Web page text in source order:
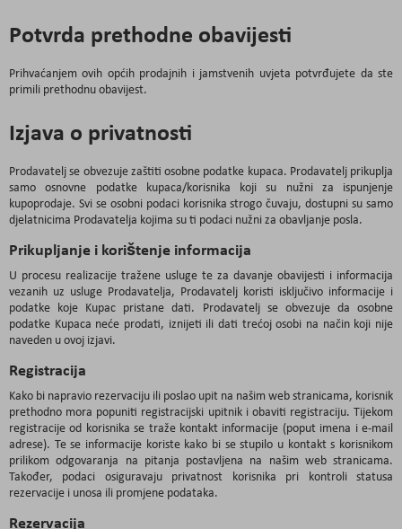
Potvrda prethodne obavijesti
Prihvaćanjem ovih općih prodajnih i jamstvenih uvjeta potvrđujete da ste
primili prethodnu obavijest.
Izjava o privatnosti
Prodavatelj se obvezuje zaštiti osobne podatke kupaca. Prodavatelj prikuplja
samo osnovne podatke kupaca/korisnika koji su nužni za ispunjenje
kupoprodaje. Svi se osobni podaci korisnika strogo čuvaju, dostupni su samo
djelatnicima Prodavatelja kojima su ti podaci nužni za obavljanje posla.
Prikupljanje i korištenje informacija
U procesu realizacije tražene usluge te za davanje obavijesti i informacija
vezanih uz usluge Prodavatelja, Prodavatelj koristi isključivo informacije i
podatke koje Kupac pristane dati. Prodavatelj se obvezuje da osobne
podatke Kupaca neće prodati, iznijeti ili dati trećoj osobi na način koji nije
naveden u ovoj izjavi.
Registracija
Kako bi napravio rezervaciju ili poslao upit na našim web stranicama, korisnik
prethodno mora popuniti registracijski upitnik i obaviti registraciju. Tijekom
registracije od korisnika se traže kontakt informacije (poput imena i e-mail
adrese). Te se informacije koriste kako bi se stupilo u kontakt s korisnikom
prilikom odgovaranja na pitanja postavljena na našim web stranicama.
Također, podaci osiguravaju privatnost korisnika pri kontroli statusa
rezervacije i unosa ili promjene podataka.
Rezervacija